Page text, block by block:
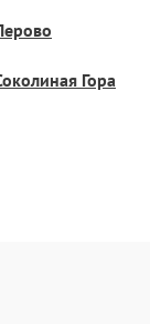
Гора